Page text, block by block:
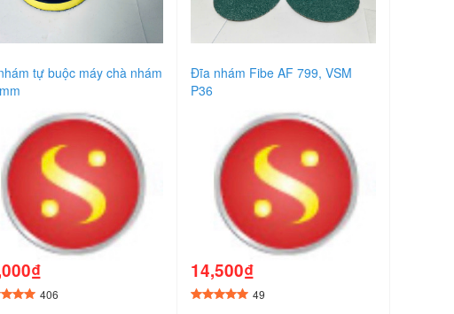
tự buộc máy chà nhám
406
Đĩa nhám Fibe AF 799, VSM
P36
14,500₫
49